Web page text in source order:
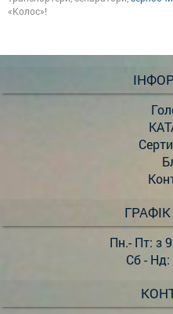
«Колос»!
Пн.- Пт: з
Сб - Нд: